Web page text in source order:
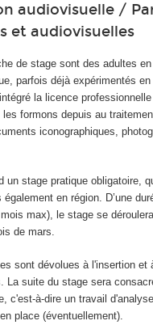
audiovisuelle /
et audiovisuelles
de stage sont des adultes
parfois déjà expérimentés
la licence
les formons depuis au
iconographiques,
un stage pratique obligatoire,
en région. D’une
max), le stage se
de mars.
sont dévolues à l'insertion et
La suite du stage sera
c'est-à-dire un travail
place (éventuellement).